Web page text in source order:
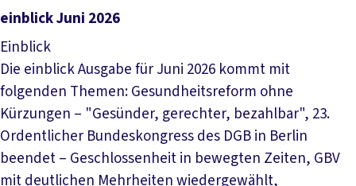
Datei herunterladen
einblick Juni 2026
Einblick
Die einblick Ausgabe für Juni 2026 kommt mit
folgenden Themen: Gesundheitsreform ohne
Kürzungen – "Gesünder, gerechter, bezahlbar", 23.
Ordentlicher Bundeskongress des DGB in Berlin
beendet – Geschlossenheit in bewegten Zeiten, GBV
mit deutlichen Mehrheiten wiedergewählt,